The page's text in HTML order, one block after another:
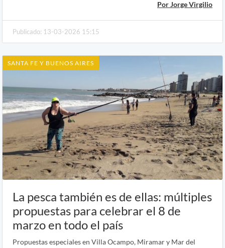
Por Jorge Virgilio
Publicado: 13-03-2026 15:15
SANTA FE Y BUENOS AIRES
La pesca también es de ellas: múltiples
propuestas para celebrar el 8 de
marzo en todo el país
Propuestas especiales en Villa Ocampo, Miramar y Mar del